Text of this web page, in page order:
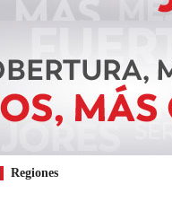
Regiones